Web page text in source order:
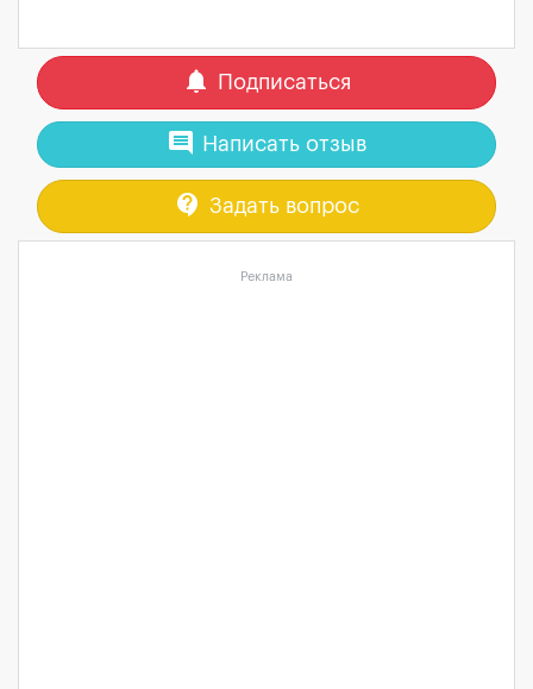
notifications Подписаться
comment Написать отзыв
contact_support Задать вопрос
Реклама